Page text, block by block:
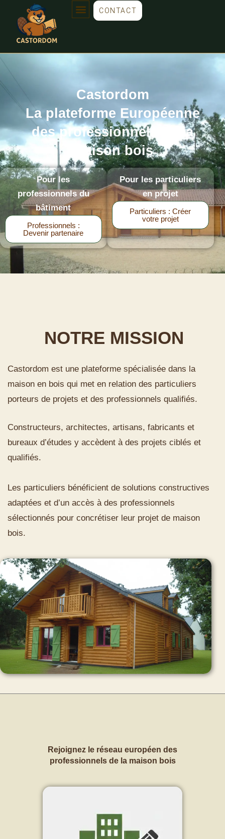
CONTACT
Castordom
La plateforme Européenne
des professionnels de la
maison bois
Pour les
professionnels du
bâtiment
Professionnels :
Devenir partenaire
Pour les particuliers
en projet
Particuliers : Créer
votre projet
NOTRE MISSION
Castordom est une plateforme spécialisée dans la
maison en bois qui met en relation des particuliers
porteurs de projets et des professionnels qualifiés.
Constructeurs, architectes, artisans, fabricants et
bureaux d’études y accèdent à des projets ciblés et
qualifiés.
Les particuliers bénéficient de solutions constructives
adaptées et d’un accès à des professionnels
sélectionnés pour concrétiser leur projet de maison
bois.
Rejoignez le réseau européen des
professionnels de la maison bois